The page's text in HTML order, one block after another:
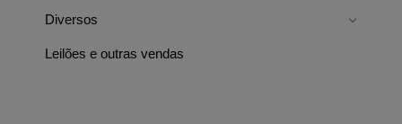
Diversos
Leilões e outras vendas